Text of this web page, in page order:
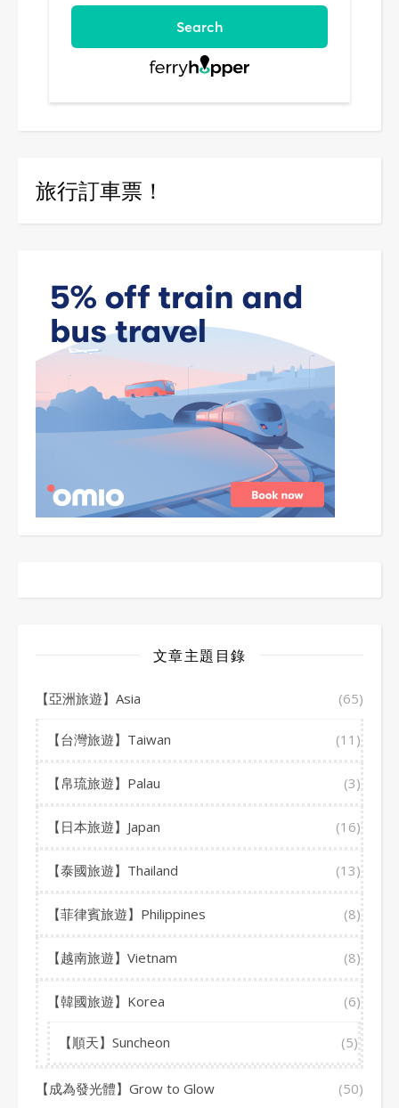
旅行訂車票！
文章主題目錄
【亞洲旅遊】Asia (65)
【台灣旅遊】Taiwan (11)
【帛琉旅遊】Palau (3)
【日本旅遊】Japan (16)
【泰國旅遊】Thailand (13)
【菲律賓旅遊】Philippines (8)
【越南旅遊】Vietnam (8)
【韓國旅遊】Korea (6)
【順天】Suncheon (5)
【成為發光體】Grow to Glow (50)